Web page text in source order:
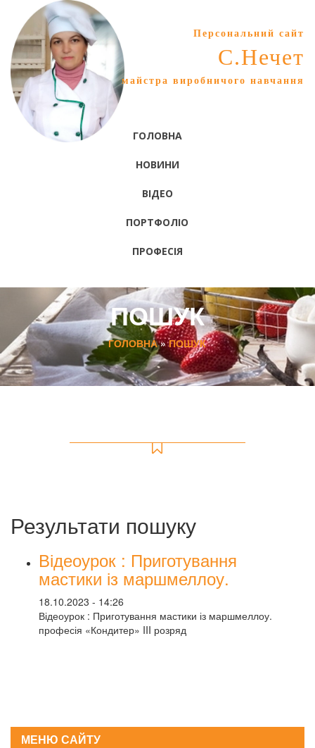
Персональний сайт
С.Нечет
майстра виробничого навчання
ГОЛОВНА
НОВИНИ
ВІДЕО
ПОРТФОЛІО
ПРОФЕСІЯ
ПОШУК
ГОЛОВНА»ПОШУК
Результати пошуку
Відеоурок : Приготування
мастики із маршмеллоу.
18.10.2023 - 14:26
Відеоурок : Приготування мастики із маршмеллоу.
професія «Кондитер» III розряд
МЕНЮ САЙТУ